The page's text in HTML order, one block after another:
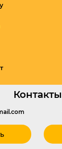
Контакты